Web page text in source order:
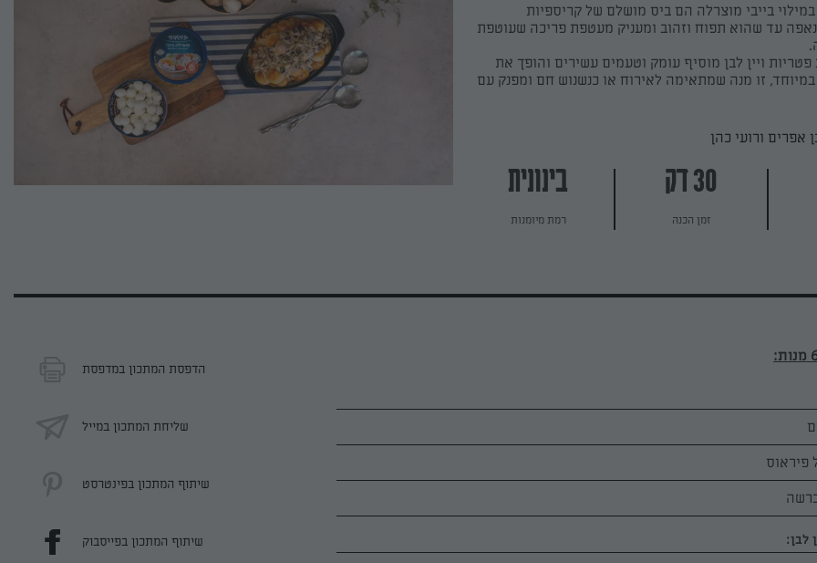
בייבי מוצרלה הם ביס מושלם של קריספיות
נאפה עד שהוא תפוח וזהוב ומעניק מעטפת פריכה שעוטפת
ויין לבן מוסיף עומק וטעמים עשירים והופך את
זו מנה שמתאימה לאירוח או כנשנוש חם ומפנק עם
אפרים ורועי כהן
30 דק
זמן הכנה
בינונית
רמת מיומנות
פיראוס
לבן:
הדפסת המתכון במדפסת
שליחת המתכון במייל
שיתוף המתכון בפינטרסט
שיתוף המתכון בפייסבוק